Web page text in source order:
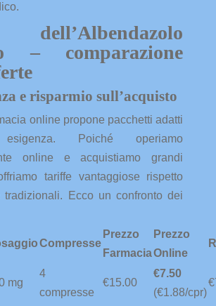
dell’Albendazolo
– comparazione
e risparmio sull’acquisto
online propone pacchetti adatti
Poiché operiamo
online e acquistiamo grandi
tariffe vantaggiose rispetto
tradizionali. Ecco un confronto dei
Compresse
Prezzo
Farmacia
Prezzo
Online
mg
4
compresse
€15.00
€7.50
(€1.88/cpr)